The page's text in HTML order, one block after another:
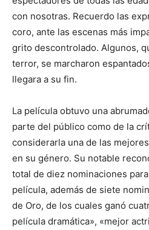
con nosotras. Recuerdo las
coro, ante las escenas más
grito descontrolado. Algunos,
terror, se marcharon
llegara a su fin.
La película obtuvo una
parte del público como de la
considerarla una de las
en su género. Su notable
total de diez nominaciones
película, además de siete
de Oro, de los cuales ganó
película dramática», «mejor